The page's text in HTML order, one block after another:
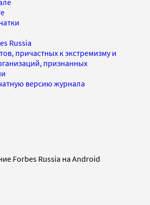
Russia
причастных к экстремизму и
признанных
версию журнала
Forbes Russia на Android